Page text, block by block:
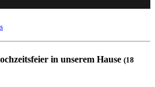
in unserem Hause (18